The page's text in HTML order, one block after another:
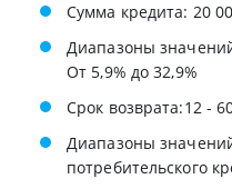
Сумма кредита: 20
Диапазоны
От 5,9% до 32,9%
Срок возврата:12 -
Диапазоны
потребительского